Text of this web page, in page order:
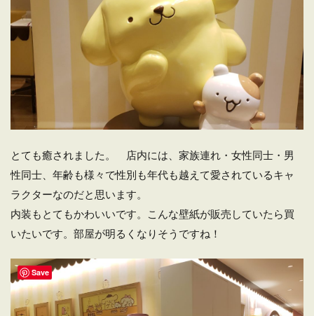
とても癒されました。 店内には、家族連れ・女性同士・男
性同士、年齢も様々で性別も年代も越えて愛されているキャ
ラクターなのだと思います。
内装もとてもかわいいです。こんな壁紙が販売していたら買
いたいです。部屋が明るくなりそうですね！
Save